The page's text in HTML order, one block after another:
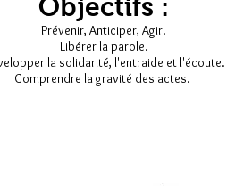
Objectifs :
Prévenir, Anticiper, Agir.
Libérer la parole.
la solidarité, l'entraide et l'écoute.
Comprendre la gravité des actes.